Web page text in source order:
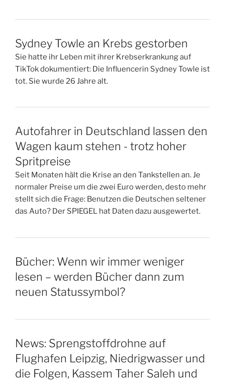
Sydney Towle an Krebs gestorben
Sie hatte ihr Leben mit ihrer Krebserkrankung auf
TikTok dokumentiert: Die Influencerin Sydney Towle ist
tot. Sie wurde 26 Jahre alt.
Autofahrer in Deutschland lassen den
Wagen kaum stehen - trotz hoher
Spritpreise
Seit Monaten hält die Krise an den Tankstellen an. Je
normaler Preise um die zwei Euro werden, desto mehr
stellt sich die Frage: Benutzen die Deutschen seltener
das Auto? Der SPIEGEL hat Daten dazu ausgewertet.
Bücher: Wenn wir immer weniger
lesen – werden Bücher dann zum
neuen Statussymbol?
News: Sprengstoffdrohne auf
Flughafen Leipzig, Niedrigwasser und
die Folgen, Kassem Taher Saleh und